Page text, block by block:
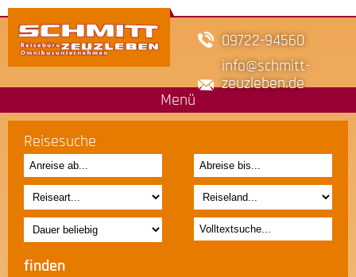
09722-94560
info schmitt-
zeuzleben.de
Menü
Reisesuche